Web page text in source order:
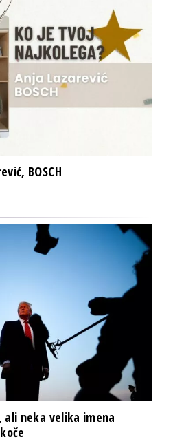
BOSCH
ali neka velika imena